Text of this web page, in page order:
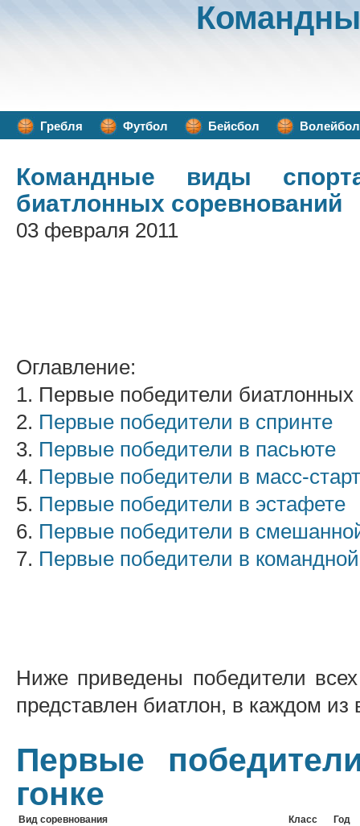
Гребля Футбол Бейсбол Волейбол
Командные виды
биатлонных соревнований
03 февраля 2011
Оглавление:
1. Первые победители биатлонных
2. Первые победители в спринте
3. Первые победители в пасьюте
4. Первые победители в масс-
5. Первые победители в эстафете
6. Первые победители в
7. Первые победители в командной
Ниже приведены победители
представлен биатлон, в каждом из
Первые
гонке
Вид соревнования Класс
Год